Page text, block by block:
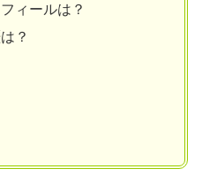
ィールは？
？